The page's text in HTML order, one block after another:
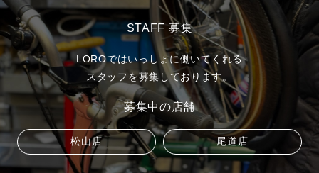
STAFF 募集
LOROではいっしょに働いてくれる
スタッフを募集しております。
募集中の店舗
松山店 尾道店